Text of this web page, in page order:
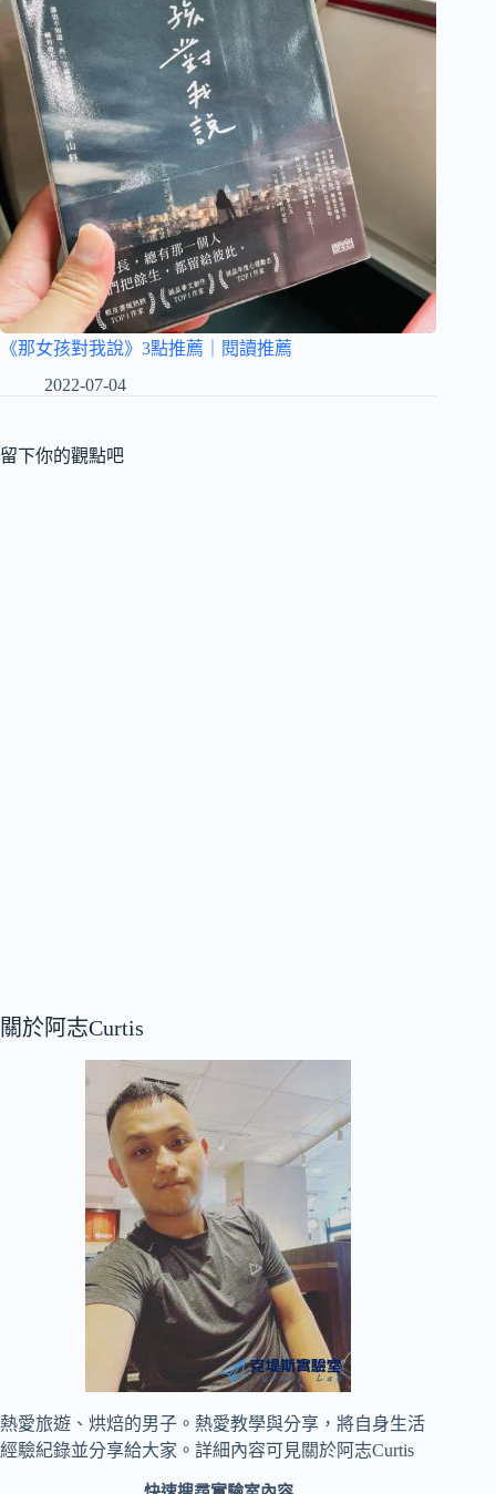
《那女孩對我說》3點推薦｜閱讀推薦
2022-07-04
留下你的觀點吧
關於阿志Curtis
熱愛旅遊、烘焙的男子。熱愛教學與分享，將自身生活
經驗紀錄並分享給大家。詳細內容可見關於阿志Curtis